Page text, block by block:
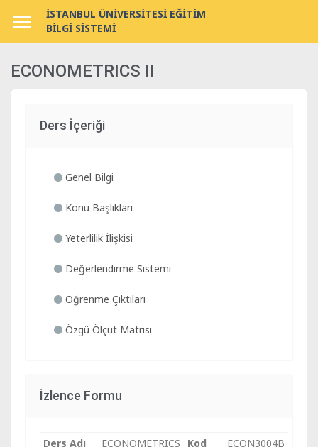
İSTANBUL ÜNİVERSİTESİ EĞİTİM
BİLGİ SİSTEMİ
ECONOMETRICS II
Ders İçeriği
Genel Bilgi
Konu Başlıkları
Yeterlilik İlişkisi
Değerlendirme Sistemi
Öğrenme Çıktıları
Özgü Ölçüt Matrisi
İzlence Formu
Ders Adı
ECONOMETRICS
Kod ECON3004B